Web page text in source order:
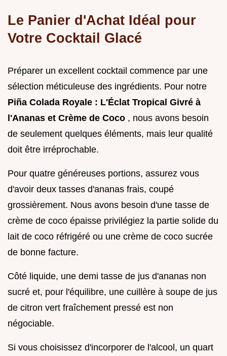
Le Panier d'Achat Idéal pour
Votre Cocktail Glacé
Préparer un excellent cocktail commence par une
sélection méticuleuse des ingrédients. Pour notre
Piña Colada Royale : L'Éclat Tropical Givré à
l'Ananas et Crème de Coco , nous avons besoin
de seulement quelques éléments, mais leur qualité
doit être irréprochable.
Pour quatre généreuses portions, assurez vous
d'avoir deux tasses d'ananas frais, coupé
grossièrement. Nous avons besoin d'une tasse de
crème de coco épaisse privilégiez la partie solide du
lait de coco réfrigéré ou une crème de coco sucrée
de bonne facture.
Côté liquide, une demi tasse de jus d'ananas non
sucré et, pour l'équilibre, une cuillère à soupe de jus
de citron vert fraîchement pressé est non
négociable.
Si vous choisissez d'incorporer de l'alcool, un quart